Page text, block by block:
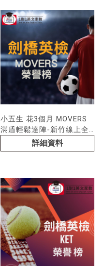
小五生 花3個月 MOVERS
滿盾輕鬆達陣-新竹線上全
民英檢課程/雅思課程推薦/
新竹雅思課程推薦/全民英
詳細資料